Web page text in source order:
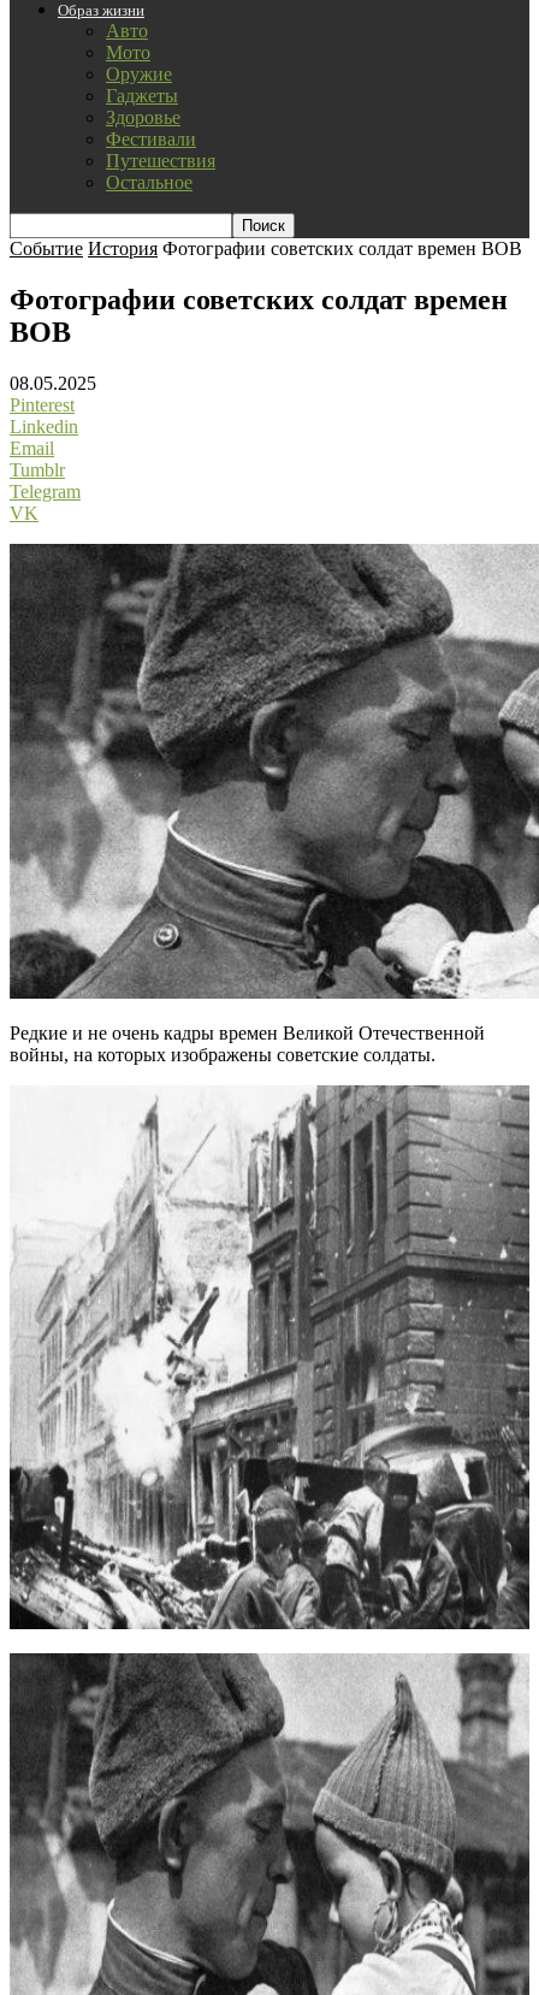
Образ жизни
Авто
Мото
Оружие
Гаджеты
Здоровье
Фестивали
Путешествия
Остальное
Событие История Фотографии советских солдат времен ВОВ
Фотографии советских солдат времен
ВОВ
08.05.2025
Pinterest
Linkedin
Email
Tumblr
Telegram
VK
Редкие и не очень кадры времен Великой Отечественной
войны, на которых изображены советские солдаты.